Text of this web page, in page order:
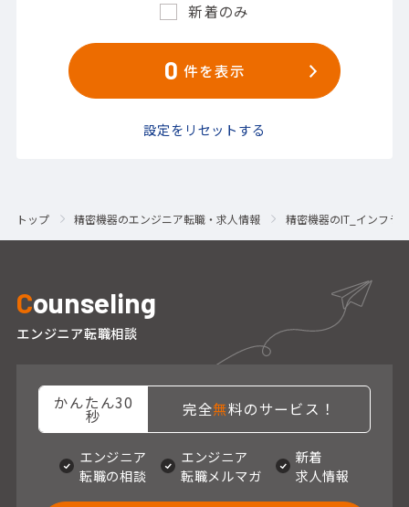
新着のみ
0 件を表示
設定をリセットする
トップ 精密機器のエンジニア転職・求人情報 精密機器のIT_インフラ-
Counseling
エンジニア転職相談
かんたん30
秒 完全無料のサービス！
エンジニア
転職の相談
エンジニア
転職メルマガ
新着
求人情報